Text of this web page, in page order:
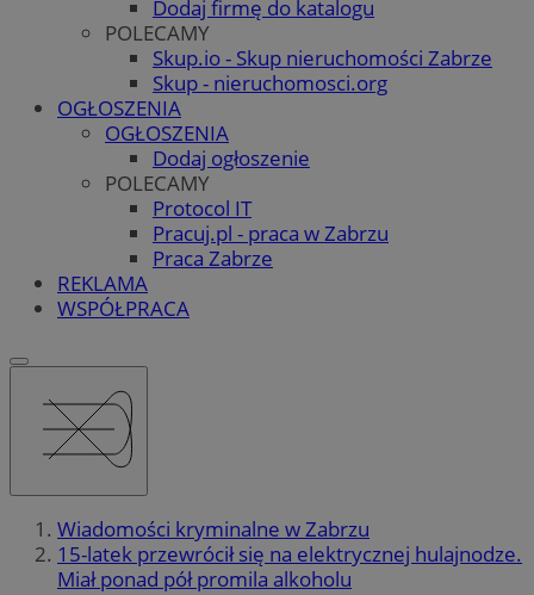
Dodaj firmę do katalogu
POLECAMY
Skup.io - Skup nieruchomości Zabrze
Skup - nieruchomosci.org
OGŁOSZENIA
OGŁOSZENIA
Dodaj ogłoszenie
POLECAMY
Protocol IT
Pracuj.pl - praca w Zabrzu
Praca Zabrze
REKLAMA
WSPÓŁPRACA
Wiadomości kryminalne w Zabrzu
15-latek przewrócił się na elektrycznej hulajnodze.
Miał ponad pół promila alkoholu